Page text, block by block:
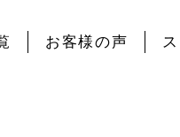
お客様の声